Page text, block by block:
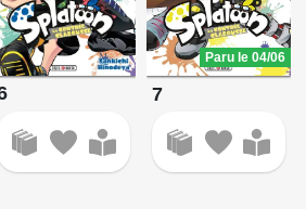
Paru le 04/06
7